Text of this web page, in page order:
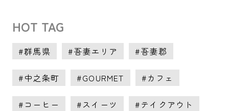
HOT TAG
群馬県 吾妻エリア 吾妻郡
中之条町 GOURMET カフェ
コーヒー スイーツ テイクアウト